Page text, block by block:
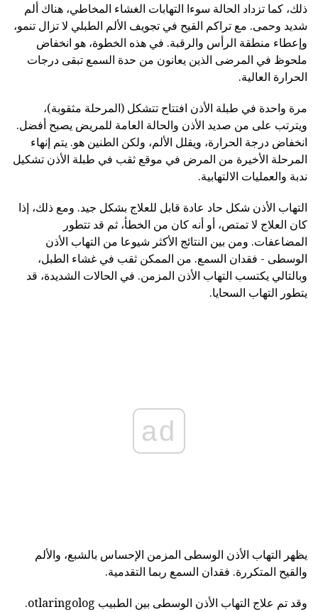
ذلك، كما تزداد الحالة سوءا التهابات الغشاء المخاطي، هناك ألم
شديد وحمى. مع تراكم القيح في تجويف الألم الطبلي لا تزال تنمو،
وإعطاء منطقة الرأس والرقبة. في هذه الخطوة، هو انخفاض
ملحوظ في المرضى الذين يعانون من حدة السمع تبقى درجات
الحرارة العالية.
مرة واحدة في طبلة الأذن افتتاح تتشكل (المرحلة مثقوبة)،
ويترتب على من صديد الأذن والحالة العامة للمريض يصبح أفضل.
انخفاض درجة الحرارة، ويقلل الألم، ولكن الطنين هو. يتم إنهاء
المرحلة الأخيرة من المرض في موقع ثقب في طبلة الأذن تشكيل
ندبة والعمليات الالتهابية.
التهاب الأذن شكل حاد عادة قابل للعلاج بشكل جيد. ومع ذلك، إذا
كان العلاج لا تمتص، أو أنه كان من الخطأ، ثم قد تتطور
المضاعفات. ومن بين النتائج الأكثر شيوعا من التهاب الأذن
الوسطى - فقدان السمع. من الممكن ثقب في غشاء الطبل،
وبالتالي يكتسب التهاب الأذن المزمن. في الحالات الشديدة، قد
يتطور التهاب السحايا.
ad
يظهر التهاب الأذن الوسطى المزمن الإحساس بالشبع، والألم
والقيح المتكررة. فقدان السمع ربما التقدمية.
وقد تم علاج التهاب الأذن الوسطى بين الطبيب otlaringolog.